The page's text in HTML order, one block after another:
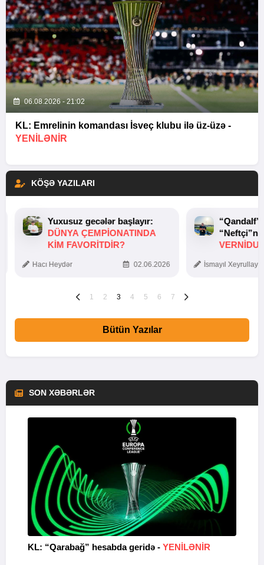
06.08.2026 - 21:02
KL: Emrelinin komandası İsveç klubu ilə üz-üzə -
YENİLƏNİR
KÖŞƏ YAZILARI
Yuxusuz gecələr başlayır:
DÜNYA ÇEMPIONATINDA
KIM FAVORITDIR?
Hacı Heydər 02.06.2026 İsmayıl
1 2 3 4 5 6 7
Bütün Yazılar
SON XƏBƏRLƏR
KL: “Qarabağ” hesabda geridə - YENİLƏNİR